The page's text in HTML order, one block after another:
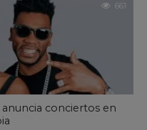
661
conciertos en